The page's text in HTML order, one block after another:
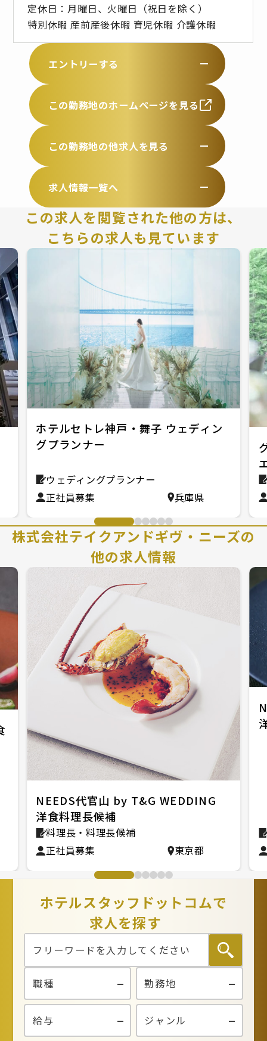
定休日：月曜日、火曜日（祝日を除く）
特別休暇 産前産後休暇 育児休暇 介護休暇
エントリーする
この勤務地のホームページを見る
この勤務地の他求人を見る
求人情報一覧へ
この求人を閲覧された他の方は、
こちらの求人も見ています
ホテルセトレ神戸・舞子 ウェディン
グプランナー
ウェディングプランナー
正社員募集
兵庫県
株式会社テイクアンドギヴ・ニーズの
他の求人情報
NEEDS代官山 by T&G WEDDING
洋食料理長候補
料理長・料理長候補
正社員募集
東京都
ホテルスタッフドットコムで
求人を探す